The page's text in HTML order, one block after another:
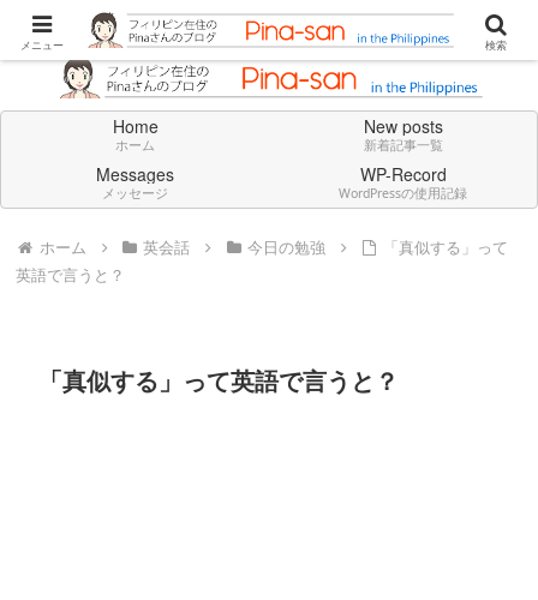
Don't think deeply. Feel always in English.
Home
ホーム
New posts
新着記事一覧
Messages
メッセージ
WP-Record
WordPressの使用記録
ホーム 英会話 今日の勉強
「真似する」って
英語で言うと？
「真似する」って英語で言うと？
メニュー 検索